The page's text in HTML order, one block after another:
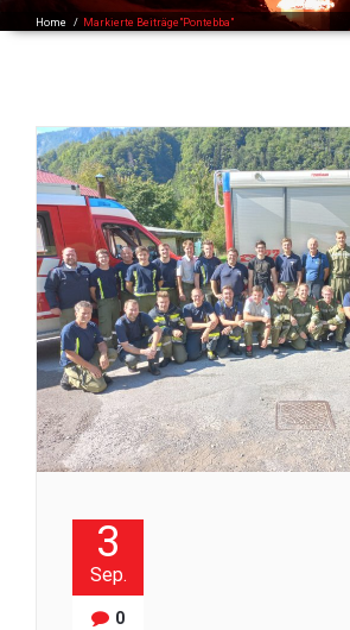
Home / Markierte Beiträge"Pontebba"
3
Sep.
0